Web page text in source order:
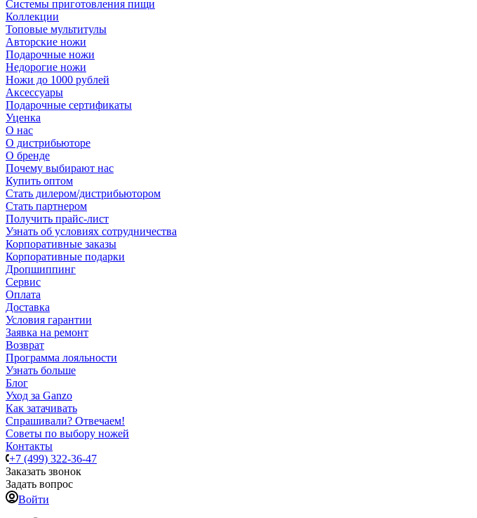
Системы приготовления пищи
Коллекции
Топовые мультитулы
Авторские ножи
Подарочные ножи
Недорогие ножи
Ножи до 1000 рублей
Аксессуары
Подарочные сертификаты
Уценка
О нас
О дистрибьюторе
О бренде
Почему выбирают нас
Купить оптом
Стать дилером/дистрибьютором
Стать партнером
Получить прайс-лист
Узнать об условиях сотрудничества
Корпоративные заказы
Корпоративные подарки
Дропшиппинг
Сервис
Оплата
Доставка
Условия гарантии
Заявка на ремонт
Возврат
Программа лояльности
Узнать больше
Блог
Уход за Ganzo
Как затачивать
Спрашивали? Отвечаем!
Советы по выбору ножей
Контакты
+7 (499) 322-36-47
Заказать звонок
Задать вопрос
Войти